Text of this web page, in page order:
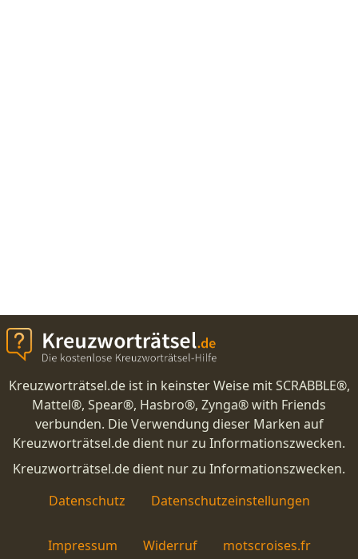
Kreuzworträtsel.de ist in keinster Weise mit SCRABBLE®,
Mattel®, Spear®, Hasbro®, Zynga® with Friends
verbunden. Die Verwendung dieser Marken auf
Kreuzworträtsel.de dient nur zu Informationszwecken.
Kreuzworträtsel.de dient nur zu Informationszwecken.
Datenschutz
Datenschutzeinstellungen
Impressum Widerruf motscroises.fr